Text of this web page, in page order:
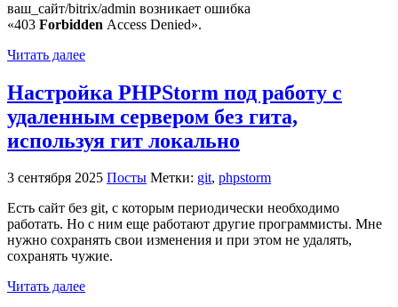
ваш_сайт/bitrix/admin возникает ошибка
«403 Forbidden Access Denied».
Читать далее
Настройка PHPStorm под работу с
удаленным сервером без гита,
используя гит локально
3 сентября 2025 Посты Метки: git, phpstorm
Есть сайт без git, с которым периодически необходимо
работать. Но с ним еще работают другие программисты. Мне
нужно сохранять свои изменения и при этом не удалять,
сохранять чужие.
Читать далее